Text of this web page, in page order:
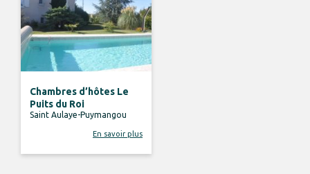
Chambres d’hôtes Le
Puits du Roi
Saint Aulaye-Puymangou
En savoir plus